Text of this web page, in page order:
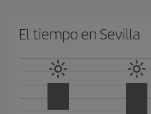
El tiempo en Sevilla